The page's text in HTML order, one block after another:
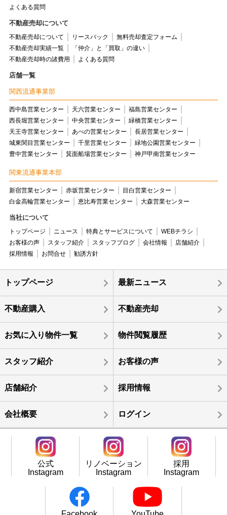
よくある質問
不動産売却について
不動産売却について リースバック
無料売却査定フォーム
不動産売却実績一覧
「仲介」と「買取」の違い
不動産売却時の諸費用
よくある質問
店舗一覧
関西流通事業部
西中島営業センター 天六営業センター
福島営業センター
西長堀営業センター
中央営業センター
緑橋営業センター
天王寺営業センター
あべの営業センター
長居営業センター
城東関目営業センター
千里営業センター
緑地公園営業センター
豊中営業センター
箕面船場営業センター 神戸甲南営業センター
関東流通事業本部
新宿営業センター 赤坂営業センター
目白営業センター
白金高輪営業センター
恵比寿営業センター 大森営業センター
当社について
トップページ ニュース 特典とサービスについて
WEBチラシ
お客様の声
スタッフ紹介 スタッフブログ 会社情報
店舗紹介
採用情報
お問合せ 勧誘方針
トップページ 最新ニュース
不動産購入 不動産売却
お気に入り物件一覧 物件閲覧履歴
スタッフ紹介 お客様の声
店舗紹介 採用情報
会社概要 ログイン
公式
Instagram
リノベーション
Instagram
採用
Instagram